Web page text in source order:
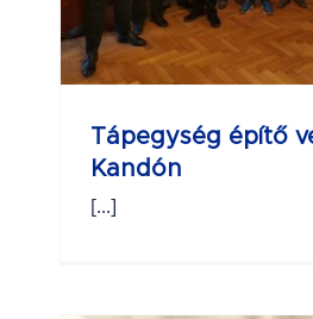
Tápegység építő
Kandón
[...]